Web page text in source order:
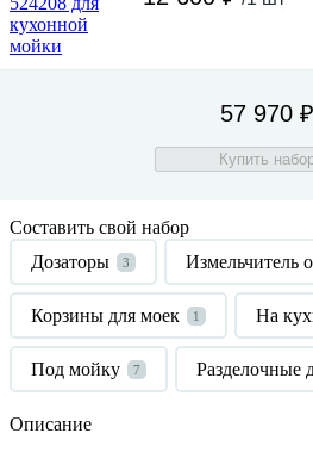
57 970 ₽
Купить
Составить свой набор
Дозаторы
3 Измельчитель
Корзины для моек 1 На
Под мойку 7 Разделочные
Описание